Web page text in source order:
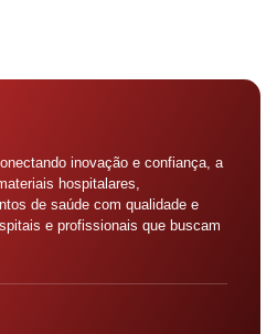
inovação e confiança, a
hospitalares,
de saúde com qualidade e
e profissionais que buscam